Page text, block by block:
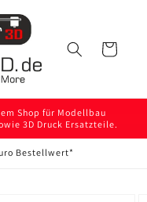
Warenkorb
Shop für Modellbau
3D Druck Ersatzteile.
Bestellwert*